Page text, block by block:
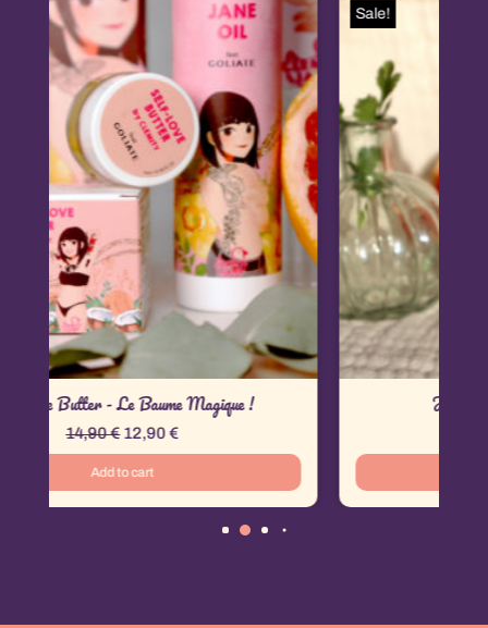
! Jane Oil - L'huile aphrodisiaque